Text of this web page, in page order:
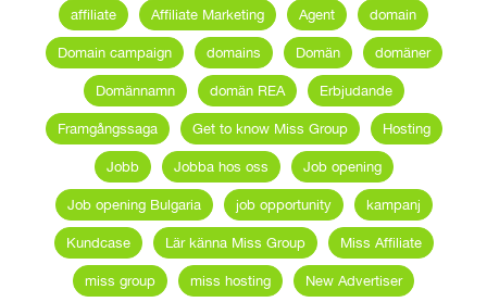
affiliate Affiliate Marketing Agent domain
Domain campaign domains Domän domäner
Domännamn domän REA Erbjudande
Framgångssaga Get to know Miss Group Hosting
Jobb Jobba hos oss Job opening
Job opening Bulgaria job opportunity kampanj
Kundcase Lär känna Miss Group Miss Affiliate
miss group miss hosting New Advertiser